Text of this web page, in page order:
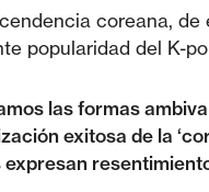
coreana, de
popularidad del K-
las formas
exitosa de la